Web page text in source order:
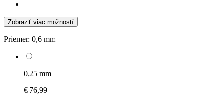
Zobraziť viac možností
Priemer: 0,6 mm
0,25 mm
€ 76,99